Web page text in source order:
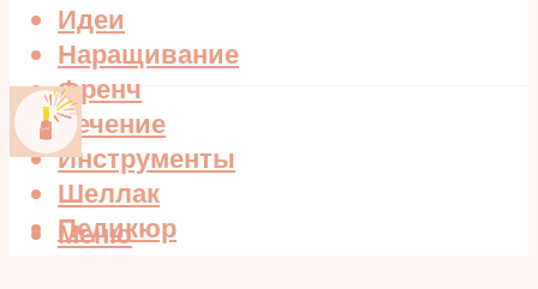
Идеи
Наращивание
Френч
Лечение
Инструменты
Шеллак
Педикюр
Меню